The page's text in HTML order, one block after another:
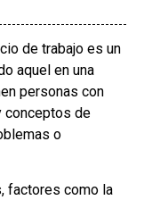
de trabajo es un
aquel en una
personas con
conceptos de
o
factores como la